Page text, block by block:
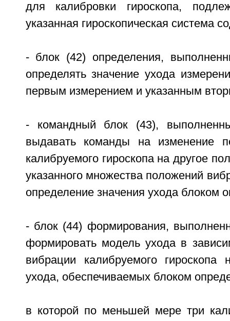
для калибровки гироскопа,
указанная гироскопическая система
- блок (42) определения,
определять значение ухода
первым измерением и указанным
- командный блок (43),
выдавать команды на изменение
калибруемого гироскопа на другое
указанного множества положений
определение значения ухода блоком
- блок (44) формирования,
формировать модель ухода в
вибрации калибруемого гироскопа
ухода, обеспечиваемых блоком
в которой по меньшей мере три